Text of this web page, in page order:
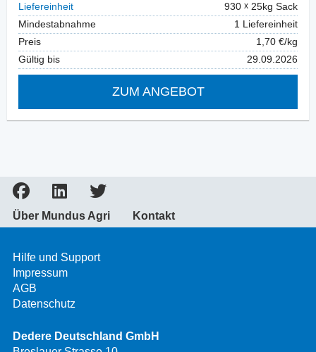
Liefereinheit
930
25kg Sack
Mindestabnahme
1 Liefereinheit
Preis
1,70 €/kg
Gültig bis
29.09.2026
ZUM ANGEBOT
Über Mundus Agri Kontakt
Hilfe und Support
Impressum
AGB
Datenschutz
Dedere Deutschland GmbH